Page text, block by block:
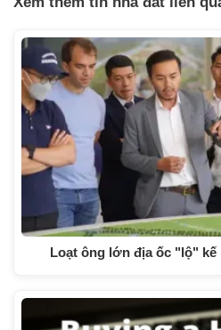
Loạt ông lớn địa ốc "lộ"